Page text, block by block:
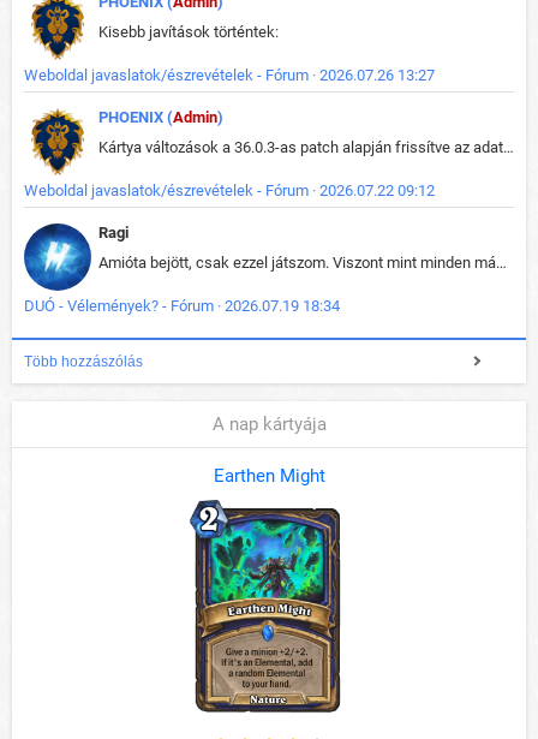
Kisebb javítások történtek:
Weboldal javaslatok/észrevételek - Fórum · 2026.07.26 13:27
PHOENIX (Admin)
Kártya változások a 36.0.3-as patch alapján frissítve az adatbázisban (képek is cserélve).
Weboldal javaslatok/észrevételek - Fórum · 2026.07.22 09:12
Ragi
Amióta bejött, csak ezzel játszom. Viszont mint minden más - akár az alapjáték is, ez is baromira összetett lett. Néha már pár kör után is esélytelen az egész. Vagy irreállisan túltápol valaki, vagy lelép a partner, vagy csak hülye mint a segg. És amikor eljönne az én időm, na akkor jön el mindenki másé is. Engem jobban érdekelne, hogy ki milyen ratingen szokott játszani. Na ez lenne egy érdekes adat.
DUÓ - Vélemények? - Fórum · 2026.07.19 18:34
Több hozzászólás
A nap kártyája
Earthen Might